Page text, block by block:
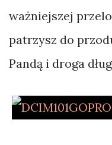
ważniejszej
patrzysz do
Pandą i droga